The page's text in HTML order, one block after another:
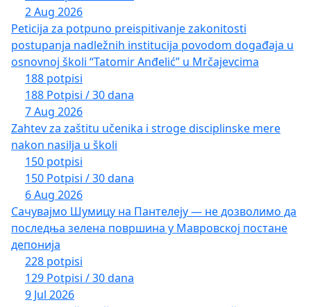
2 Aug 2026
Peticija za potpuno preispitivanje zakonitosti
postupanja nadležnih institucija povodom događaja u
osnovnoj školi “Tatomir Anđelić” u Mrčajevcima
188 potpisi
188 Potpisi / 30 dana
7 Aug 2026
Zahtev za zaštitu učenika i stroge disciplinske mere
nakon nasilja u školi
150 potpisi
150 Potpisi / 30 dana
6 Aug 2026
Сачувајмо Шумицу на Пантелеју — не дозволимо да
последња зелена површина у Мавровској постане
депонија
228 potpisi
129 Potpisi / 30 dana
9 Jul 2026